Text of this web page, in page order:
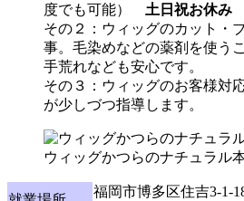
度でも可能） 土日祝お休み
その２
：ウィッグのカット・
事。毛染めなどの薬剤を使う
手荒れなども安心です。
その３ ：ウィッグのお客様対
が少しづつ指導します。
ウィッグかつらのナチュラル
福岡市博多区住吉3-1-